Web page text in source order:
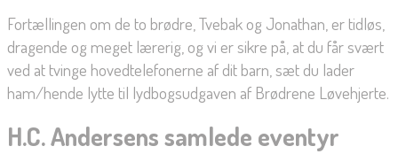
Fortællingen om de to brødre, Tvebak og Jonathan, er tidløs,
dragende og meget lærerig, og vi er sikre på, at du får svært
ved at tvinge hovedtelefonerne af dit barn, sæt du lader
ham/hende lytte til lydbogsudgaven af Brødrene Løvehjerte.
H.C. Andersens samlede eventyr